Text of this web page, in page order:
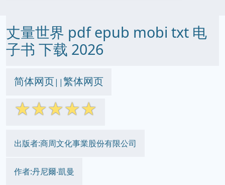
丈量世界 pdf epub mobi txt 电
子书 下载 2026
简体网页||繁体网页
☆☆☆☆☆
出版者:商周文化事業股份有限公司
作者:丹尼爾‧凱曼